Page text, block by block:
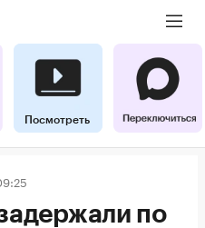
Посмотреть
по